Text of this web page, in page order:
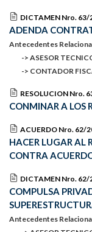
DICTAMEN Nro. 63/
ADENDA
Antecedentes
-> ASESOR
-> CONTADOR
RESOLUCION Nro.
CONMINAR A LOS
ACUERDO Nro. 62/
HACER LUGAR AL
CONTRA
DICTAMEN Nro. 62/
COMPULSA
Antecedentes